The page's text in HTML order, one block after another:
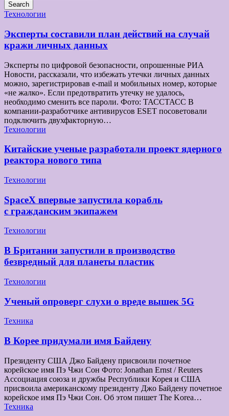
Search
Технологии
Эксперты составили план действий на случай
кражи личных данных
Эксперты по цифровой безопасности, опрошенные РИА
Новости, рассказали, что избежать утечки личных данных
можно, зарегистрировав e-mail и мобильных номер, которые
«не жалко». Если предотвратить утечку не удалось,
необходимо сменить все пароли. Фото: ТАССТАСС В
компании-разработчике антивирусов ESET посоветовали
подключить двухфакторную…
Технологии
Китайские ученые разработали проект ядерного
реактора нового типа
Технологии
SpaceX впервые запустила корабль
с гражданским экипажем
Технологии
В Британии запустили в производство
безвредный для планеты пластик
Технологии
Ученый опроверг слухи о вреде вышек 5G
Техника
В Корее придумали имя Байдену
Президенту США Джо Байдену присвоили почетное
корейское имя Пэ Чжи Сон Фото: Jonathan Ernst / Reuters
Ассоциация союза и дружбы Республики Корея и США
присвоила американскому президенту Джо Байдену почетное
корейское имя Пэ Чжи Сон. Об этом пишет The Korea…
Техника